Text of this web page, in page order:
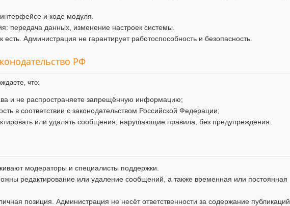
и коде модуля.
передача данных, изменение настроек системы.
Администрация не гарантирует работоспособность и безопасность.
РФ
что:
и не распространяете запрещённую информацию;
в соответствии с законодательством Российской Федерации;
или удалять сообщения, нарушающие правила, без предупреждения.
модераторы и специалисты поддержки.
редактирование или удаление сообщений, а также временная или постоянная
позиция. Администрация не несёт ответственности за содержание публикаций.